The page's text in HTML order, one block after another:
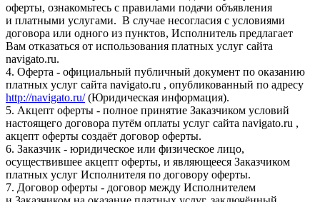
оферты, ознакомьтесь с правилами подачи объявления
и платными услугами. В случае несогласия с условиями
договора или одного из пунктов, Исполнитель предлагает
Вам отказаться от использования платных услуг сайта
navigato.ru.
4. Оферта - официальный публичный документ по оказанию
платных услуг сайта navigato.ru , опубликованный по адресу
http://navigato.ru/(Юридическая информация).
5. Акцепт оферты - полное принятие Заказчиком условий
настоящего договора путём оплаты услуг сайта navigato.ru ,
акцепт оферты создаёт договор оферты.
6. Заказчик - юридическое или физическое лицо,
осуществившее акцепт оферты, и являющееся Заказчиком
платных услуг Исполнителя по договору оферты.
7. Договор оферты - договор между Исполнителем